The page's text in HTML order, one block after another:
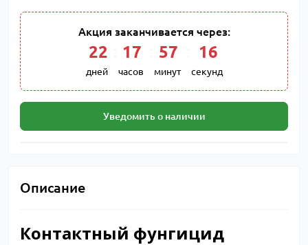
Акция заканчивается через:
22
дней
17
часов
57
минут
15
секунд
Уведомить о наличии
Описание
Контактный фунгицид